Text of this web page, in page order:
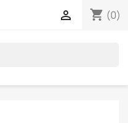
shopping_cart (0)
